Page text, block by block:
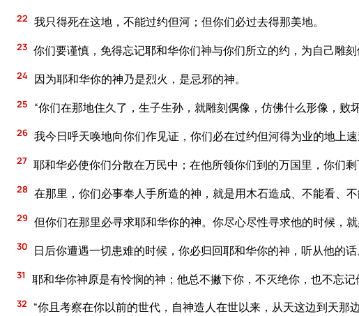
22 我只得死在这地，不能过约但河；但你们必过去得那美地。
23 你们要谨慎，免得忘记耶和华你们神与你们所立的约，为自己雕
24 因为耶和华你的神乃是烈火，是忌邪的神。
25 “你们在那地住久了，生子生孙，就雕刻偶像，仿佛什么形像，败
26 我今日呼天唤地向你们作见证，你们必在过约但河得为业的地上
27 耶和华必使你们分散在万民中；在他所领你们到的万国里，你们剩
28 在那里，你们必事奉人手所造的神，就是用木石造成、不能看、不
29 但你们在那里必寻求耶和华你的神。你尽心尽性寻求他的时候，就
30 日后你遭遇一切患难的时候，你必归回耶和华你的神，听从他的话
31 耶和华你神原是有怜悯的神；他总不撇下你，不灭绝你，也不忘记
32
“你且考察在你以前的世代，自神造人在世以来，从天这边到天